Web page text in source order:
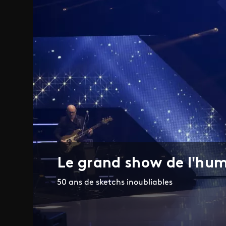
Le grand show de
50 ans de sketchs inoubliables